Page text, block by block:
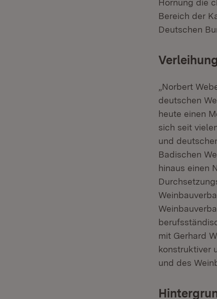
Hornung die
Bereich der
Deutschen
„Norbert
deutschen
heute einen
sich seit
und
Badischen
hinaus einen
mit Gerhard
konstruktiver
und des